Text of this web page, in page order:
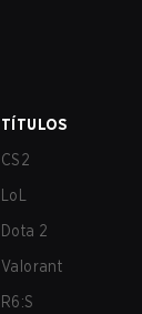
TÍTULOS
CS2
LoL
Dota 2
Valorant
R6:S